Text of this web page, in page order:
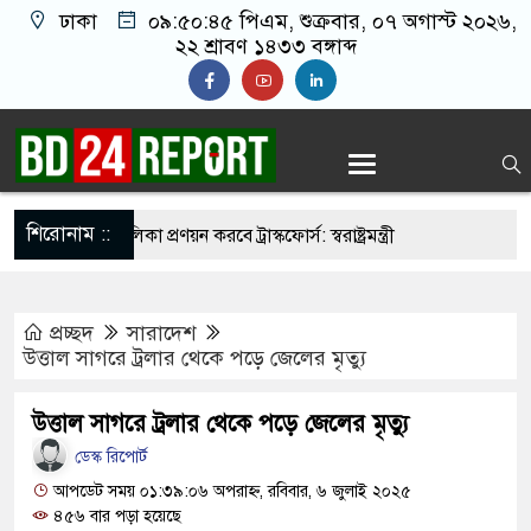
ঢাকা ০৯:৫০:৪৬ পিএম, শুক্রবার, ০৭ অগাস্ট ২০২৬,
২২ শ্রাবণ ১৪৩৩ বঙ্গাব্দ
শিরোনাম ::তালিকা প্রণয়ন করবে ট্রাস্কফোর্স: স্বরাষ্ট্রমন্ত্রী
থেকে খুলে ফেলা হচ্ছে মাইক, শুভেন্দু বলছেন-
প্রচ্ছদ
সারাদেশ
উত্তাল সাগরে ট্রলার থেকে পড়ে জেলের মৃত্যু
উত্তাল সাগরে ট্রলার থেকে পড়ে জেলের মৃত্যু
ডেস্ক রিপোর্ট
আপডেট সময় ০১:৩৯:০৬ অপরাহ্ন, রবিবার, ৬ জুলাই ২০২৫
৪৫৬ বার পড়া হয়েছে